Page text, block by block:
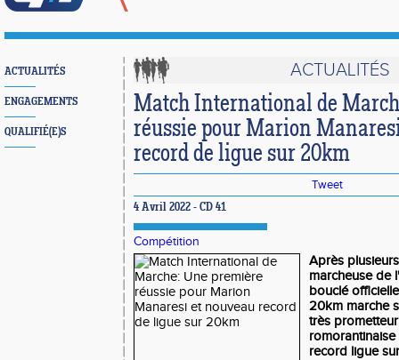
ACTUALITÉS
ENGAGEMENTS
QUALIFIÉ(E)S
ACTUALITÉS
Match International de
réussie pour Marion
record de ligue sur 20km
Tweet
4 Avril 2022 - CD 41
Compétition
Après
marcheuse de
bouclé
20km marche
très
record ligue